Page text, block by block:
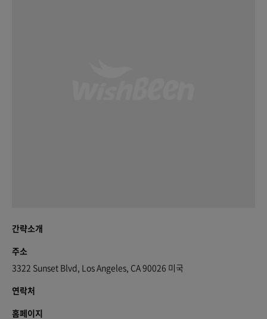
간략소개
주소
3322 Sunset Blvd, Los Angeles, CA 90026 미국
연락처
홈페이지